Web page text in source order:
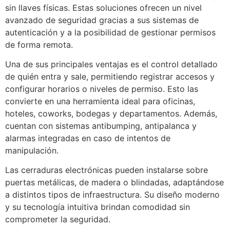
sin llaves físicas. Estas soluciones ofrecen un nivel
avanzado de seguridad gracias a sus sistemas de
autenticación y a la posibilidad de gestionar permisos
de forma remota.
Una de sus principales ventajas es el control detallado
de quién entra y sale, permitiendo registrar accesos y
configurar horarios o niveles de permiso. Esto las
convierte en una herramienta ideal para oficinas,
hoteles, coworks, bodegas y departamentos. Además,
cuentan con sistemas antibumping, antipalanca y
alarmas integradas en caso de intentos de
manipulación.
Las cerraduras electrónicas pueden instalarse sobre
puertas metálicas, de madera o blindadas, adaptándose
a distintos tipos de infraestructura. Su diseño moderno
y su tecnología intuitiva brindan comodidad sin
comprometer la seguridad.